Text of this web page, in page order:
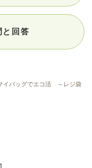
イバッグでエコ活 ～レジ袋
と回答